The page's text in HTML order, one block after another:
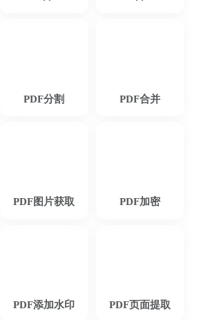
PDF分割 PDF合并
PDF图片获取 PDF加密
PDF添加水印 PDF页面提取